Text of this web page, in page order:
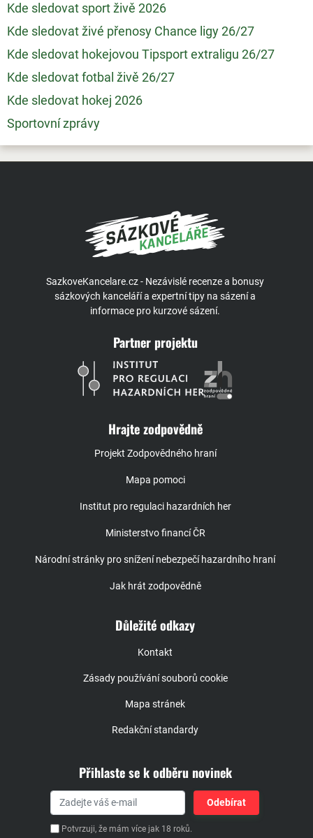
Kde sledovat sport živě 2026
Kde sledovat živé přenosy Chance ligy 26/27
Kde sledovat hokejovou Tipsport extraligu 26/27
Kde sledovat fotbal živě 26/27
Kde sledovat hokej 2026
Sportovní zprávy
SazkoveKancelare.cz - Nezávislé recenze a bonusy
sázkových kanceláří a expertní tipy na sázení a
informace pro kurzové sázení.
Partner projektu
Hrajte zodpovědně
Projekt Zodpovědného hraní
Mapa pomoci
Institut pro regulaci hazardních her
Ministerstvo financí ČR
Národní stránky pro snížení nebezpečí hazardního hraní
Jak hrát zodpovědně
Důležité odkazy
Kontakt
Zásady používání souborů cookie
Mapa stránek
Redakční standardy
Přihlaste se k odběru novinek
Potvrzuji, že mám více jak 18 roků.